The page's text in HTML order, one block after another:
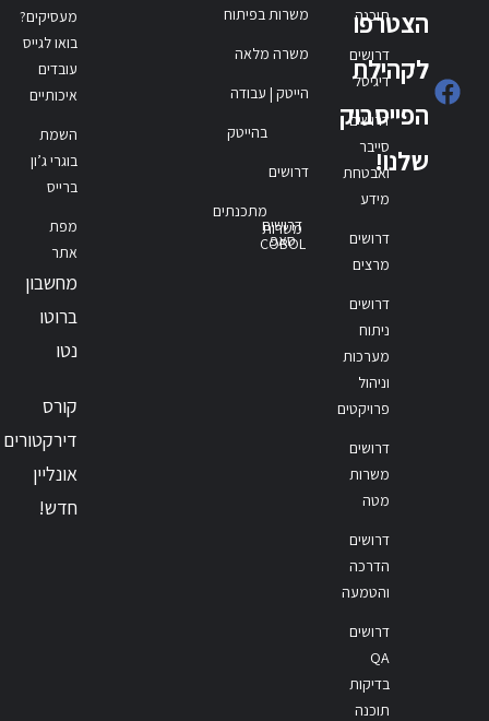
הצטרפו
לקהילת
הפייסבוק
שלנו!
תוכנה
דרושים
דיגיטל
דרושים
סייבר
ואבטחת
מידע
דרושים
מרצים
דרושים
ניתוח
מערכות
וניהול
פרויקטים
דרושים
משרות
מטה
דרושים
הדרכה
והטמעה
דרושים
QA
בדיקות
תוכנה
משרות בפיתוח
משרה מלאה
הייטק | עבודה
בהייטק
דרושים
מתכנתים
דרושים
סאפ
משרות
COBOL
מעסיקים?
בואו לגייס
עובדים
איכותיים
השמת
בוגרי ג’ון
ברייס
מפת
אתר
מחשבון
ברוטו
נטו
קורס
דירקטורים
אונליין
חדש!